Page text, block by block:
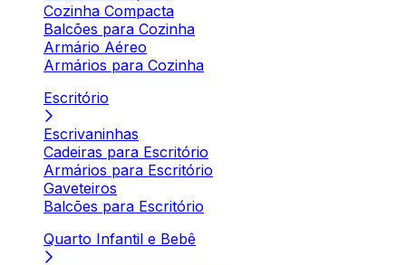
Cozinha Compacta
Balcões para Cozinha
Armário Aéreo
Armários para Cozinha
Escritório
Escrivaninhas
Cadeiras para Escritório
Armários para Escritório
Gaveteiros
Balcões para Escritório
Quarto Infantil e Bebê